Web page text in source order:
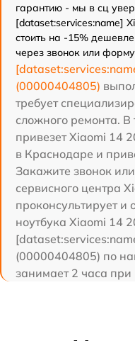
гарантию - мы в сц
[dataset:services:name]
стоить на -15%
через звонок или
(00000404805)
требует
сложного ремонта.
привезет Xiaomi 14
в Краснодаре и
Закажите звонок
сервисного центра
проконсультирует и
ноутбука Xiaomi 14
(00000404805) по
занимает 2 часа